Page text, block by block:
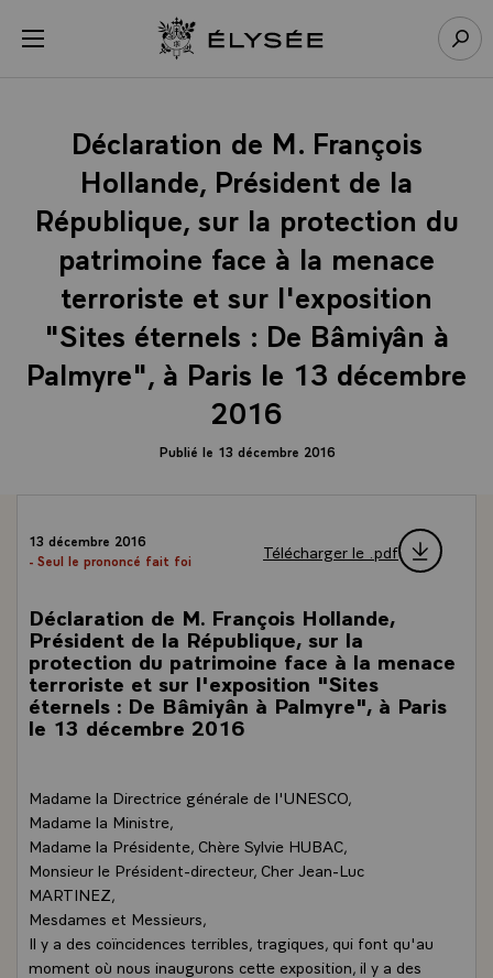
menu Retour à l’accueil Élysée
Déclaration de M. François
Hollande, Président de la
République, sur la protection du
patrimoine face à la menace
terroriste et sur l'exposition
"Sites éternels : De Bâmiyân à
Palmyre", à Paris le 13 décembre
2016
Publié le 13 décembre 2016
13 décembre 2016
- Seul le prononcé fait foi
Télécharger le .pdf
Déclaration de M. François Hollande,
Président de la République, sur la
protection du patrimoine face à la menace
terroriste et sur l'exposition "Sites
éternels : De Bâmiyân à Palmyre", à Paris
le 13 décembre 2016
Madame la Directrice générale de l'UNESCO,
Madame la Ministre,
Madame la Présidente, Chère Sylvie HUBAC,
Monsieur le Président-directeur, Cher Jean-Luc
MARTINEZ,
Mesdames et Messieurs,
Il y a des coïncidences terribles, tragiques, qui font qu'au
moment où nous inaugurons cette exposition, il y a des
Panneau de gestion des cookies